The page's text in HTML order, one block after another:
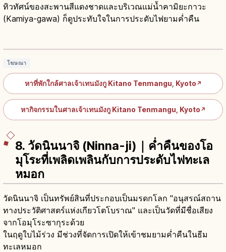
ทิวทัศน์ของสะพานสีแดงชาดและบริเวณแม่น้ำคามิยะกาวะ
(Kamiya-gawa) ก็ดูประทับใจในการประดับไฟยามค่ำคืน
ศาลเจ้าคิตาโนะเท็นมังกู เกียวโต: สึงาวาระ มิ
โฆษณา
หาที่พักใกล้ศาลเจ้าเทนมังกู Kitano Tenmangu, Kyoto ↗
หากิจกรรมในศาลเจ้าเทนมังกู Kitano Tenmangu, Kyoto ↗
8. วัดนินนาจิ (Ninna-ji)｜ค่ำคืนของโอ
มุโระที่เพลิดเพลินกับการประดับไฟทะเล
หมอก
วัดนินนาจิ เป็นทรัพย์สินที่ประกอบเป็นมรดกโลก "อนุสรณ์สถาน
ทางประวัติศาสตร์แห่งเกียวโตโบราณ" และเป็นวัดที่มีชื่อเสียง
จากโอมุโระซากุระด้วย
ในฤดูใบไม้ร่วง มีช่วงที่จัดการเปิดให้เข้าชมยามค่ำคืนในธีม
ทะเลหมอก